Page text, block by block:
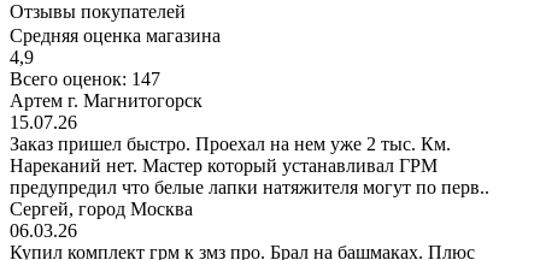
Отзывы покупателей
Средняя оценка магазина
4,9
Всего оценок: 147
Артем г. Магнитогорск
15.07.26
Заказ пришел быстро. Проехал на нем уже 2 тыс. Км.
Нареканий нет. Мастер который устанавливал ГРМ
предупредил что белые лапки натяжителя могут по перв..
Сергей, город Москва
06.03.26
Купил комплект грм к змз про. Брал на башмаках. Плюс